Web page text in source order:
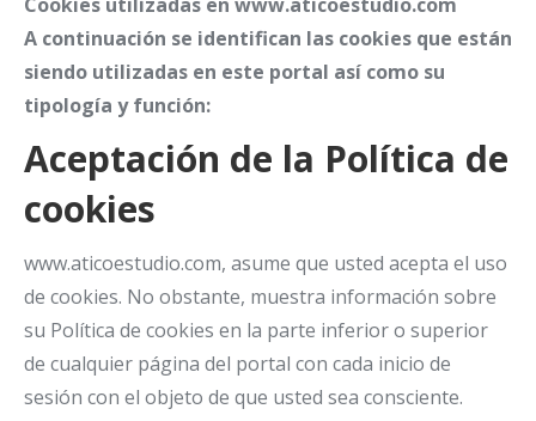
A continuación se identifican las cookies que están
siendo utilizadas en este portal así como su
tipología y función:
Aceptación de la Política de
cookies
www.aticoestudio.com, asume que usted acepta el uso
de cookies. No obstante, muestra información sobre
su Política de cookies en la parte inferior o superior
de cualquier página del portal con cada inicio de
sesión con el objeto de que usted sea consciente.